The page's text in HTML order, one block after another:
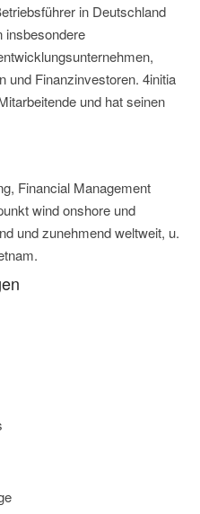
in Deutschland
insbesondere
und Finanzinvestoren. 4initia
und hat seinen
Financial Management
wind onshore und
und zunehmend weltweit, u.